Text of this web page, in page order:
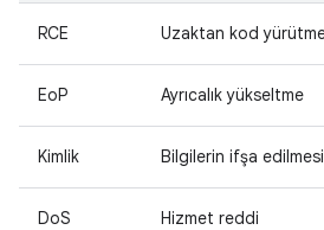
RCE Uzaktan kod
EoP Ayrıcalık yükseltme
Kimlik Bilgilerin ifşa edilmesi
DoS Hizmet reddi